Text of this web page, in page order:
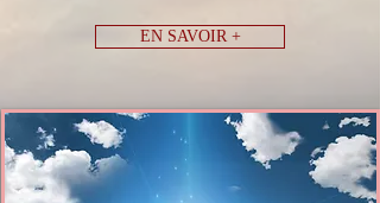
EN SAVOIR +